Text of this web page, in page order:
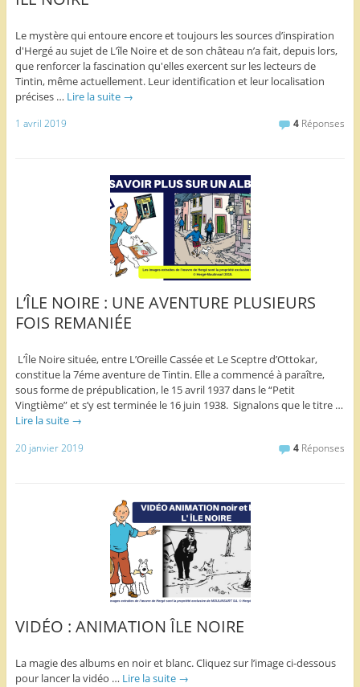
Le mystère qui entoure encore et toujours les sources d’inspiration
d'Hergé au sujet de L’île Noire et de son château n’a fait, depuis lors,
que renforcer la fascination qu'elles exercent sur les lecteurs de
Tintin, même actuellement. Leur identification et leur localisation
précises … Lire la suite →
1 avril 2019 4 Réponses
L’ÎLE NOIRE : UNE AVENTURE PLUSIEURS
FOIS REMANIÉE
L’Île Noire située, entre L’Oreille Cassée et Le Sceptre d’Ottokar,
constitue la 7éme aventure de Tintin. Elle a commencé à paraître,
sous forme de prépublication, le 15 avril 1937 dans le “Petit
Vingtième” et s’y est terminée le 16 juin 1938. Signalons que le titre …
Lire la suite →
20 janvier 2019 4 Réponses
VIDÉO : ANIMATION ÎLE NOIRE
La magie des albums en noir et blanc. Cliquez sur l’image ci-dessous
pour lancer la vidéo … Lire la suite →